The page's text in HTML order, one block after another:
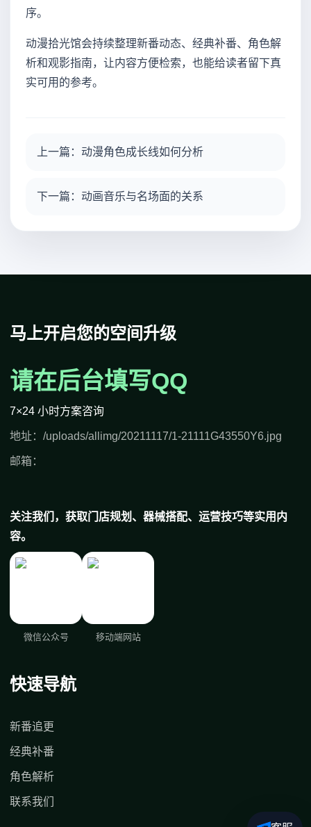
序。
动漫拾光馆会持续整理新番动态、经典补番、角色解
析和观影指南，让内容方便检索，也能给读者留下真
实可用的参考。
上一篇：动漫角色成长线如何分析
下一篇：动画音乐与名场面的关系
马上开启您的空间升级
请在后台填写QQ
7×24 小时方案咨询
地址：/uploads/allimg/20211117/1-21111G43550Y6.jpg
邮箱：
关注我们，获取门店规划、器械搭配、运营技巧等实用内
容。
微信公众号 移动端网站
快速导航
新番追更
经典补番
角色解析
联系我们